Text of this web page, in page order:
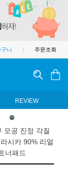
구니 | 주문조회
REVIEW
모공 진정 각질
시카 90% 리얼
너패드